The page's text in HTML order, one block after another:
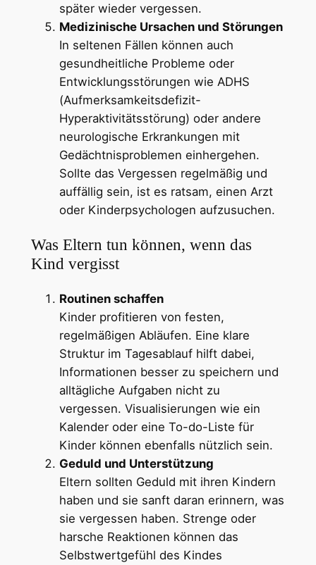
später wieder vergessen.
Medizinische Ursachen und Störungen
In seltenen Fällen können auch
gesundheitliche Probleme oder
Entwicklungsstörungen wie ADHS
(Aufmerksamkeitsdefizit-
Hyperaktivitätsstörung) oder andere
neurologische Erkrankungen mit
Gedächtnisproblemen einhergehen.
Sollte das Vergessen regelmäßig und
auffällig sein, ist es ratsam, einen Arzt
oder Kinderpsychologen aufzusuchen.
Was Eltern tun können, wenn das
Kind vergisst
Routinen schaffen
Kinder profitieren von festen,
regelmäßigen Abläufen. Eine klare
Struktur im Tagesablauf hilft dabei,
Informationen besser zu speichern und
alltägliche Aufgaben nicht zu
vergessen. Visualisierungen wie ein
Kalender oder eine To-do-Liste für
Kinder können ebenfalls nützlich sein.
Geduld und Unterstützung
Eltern sollten Geduld mit ihren Kindern
haben und sie sanft daran erinnern, was
sie vergessen haben. Strenge oder
harsche Reaktionen können das
Selbstwertgefühl des Kindes